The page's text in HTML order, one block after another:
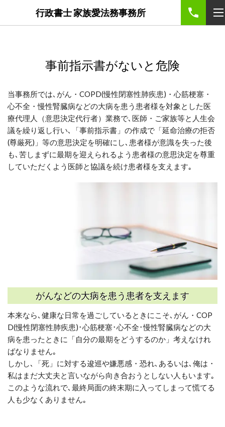
行政書士 家族愛法務事務所
事前指示書がないと危険
当事務所では､がん・ COPD(慢性閉塞性肺疾患)・心筋梗塞・
心不全・慢性腎臓病などの大病を患う患者様を対象とした医
療代理人
（意思決定代行者）業務で､ 医師・ご家族等と人生会
議を繰り返し行い､
「事前指示書」の作成で「延命治療の拒否
(尊厳死) 」等の意思決定を明確にし､患者様が意識を失った後
も､苦しまずに最期を迎えられるよう患者様の意思決定を尊重
していただくよう医師と協議を続け患者様を支えます｡
がんなどの大病を患う患者を支えます
本来なら､健康な日常を過ごしているときにこそ､がん・ COP
D(慢性閉塞性肺疾患)･心筋梗塞･心不全･慢性腎臓病などの大
病を患ったときに「自分の最期をどうするのか」考えなけれ
ばなりません ｡
しかし ､
「死」に対する逡巡や嫌悪感・恐れ､あるいは､俺は・
私はまだ大丈夫と言いながら向き合おうとしない人もいます｡
このような流れで､最終局面の終末期に入ってしまって慌てる
人も少なくありません｡